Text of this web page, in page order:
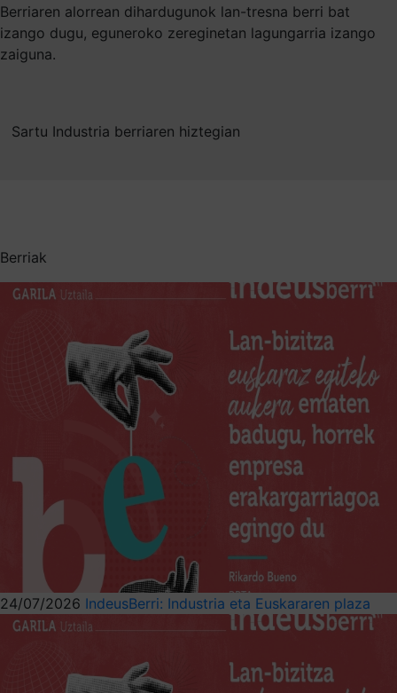
Berriaren alorrean dihardugunok lan-tresna berri bat
izango dugu, eguneroko zereginetan lagungarria izango
zaiguna.
Sartu Industria berriaren hiztegian
Berriak
24/07/2026 IndeusBerri: Industria eta Euskararen plaza